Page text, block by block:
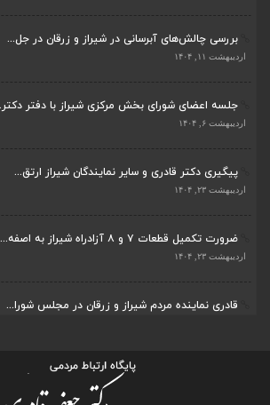
جلسه اعضای شورای بخش مرکزی شیراز با دفتر دکتر...
اردیبهشت ۶, ۱۴۰۴
پیگیری دکتر قادری و سایر نمایندگان شیراز ارتق...
اردیبهشت ۲۳, ۱۴۰۴
ضرورت تکمیل قطعات ۷ و ۸ آزادراه شیراز به اصفه...
اردیبهشت ۲۳, ۱۴۰۴
قادری نماینده مردم شیراز و زرقان در مجلس شورا...
اردیبهشت ۲۲, ۱۴۰۴
بررسی چالش‌های آبرسانی در شیراز و زرقان در جل...